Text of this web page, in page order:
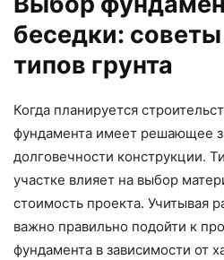
беседки:
типов грунта
Когда планируется
фундамента имеет решающее
долговечности конструкции.
участке влияет на выбор
стоимость проекта. Учитывая
важно правильно подойти к
фундамента в зависимости от